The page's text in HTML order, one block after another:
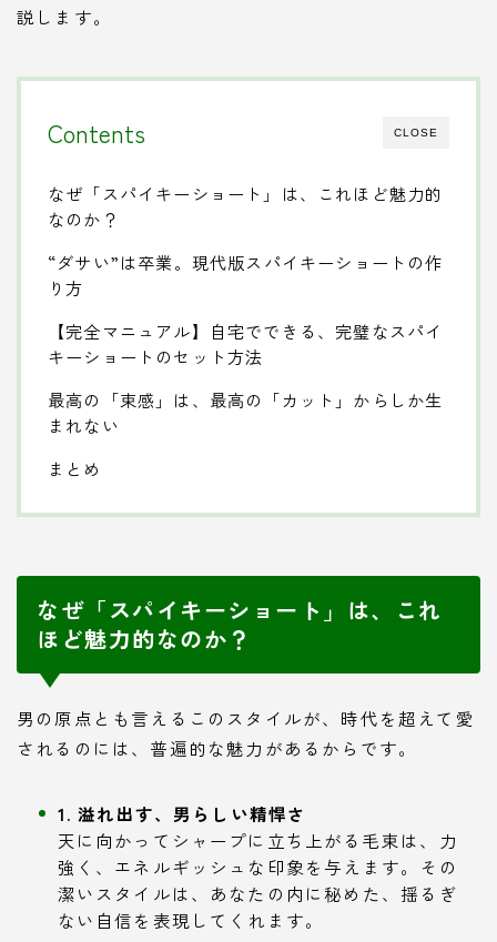
説します。
CLOSE
Contents
なぜ「スパイキーショート」は、これほど魅力的
なのか？
“ダサい”は卒業。現代版スパイキーショートの作
り方
【完全マニュアル】自宅でできる、完璧なスパイ
キーショートのセット方法
最高の「束感」は、最高の「カット」からしか生
まれない
まとめ
なぜ「スパイキーショート」は、これ
ほど魅力的なのか？
男の原点とも言えるこのスタイルが、時代を超えて愛
されるのには、普遍的な魅力があるからです。
1. 溢れ出す、男らしい精悍さ
天に向かってシャープに立ち上がる毛束は、力
強く、エネルギッシュな印象を与えます。その
潔いスタイルは、あなたの内に秘めた、揺るぎ
ない自信を表現してくれます。